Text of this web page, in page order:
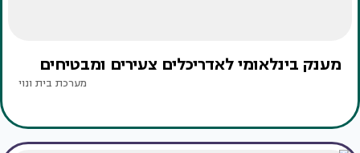
מענק בינלאומי לאדריכלים צעירים ומבטיחים
מערכת בית ונוי